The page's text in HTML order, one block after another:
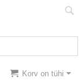
Korv on tühi